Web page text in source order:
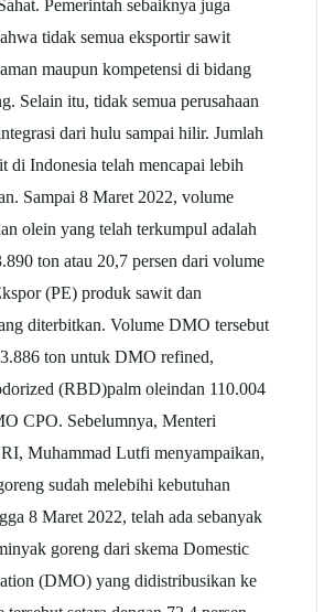
Pemerintah sebaiknya juga
tidak semua eksportir sawit
maupun kompetensi di bidang
Selain itu, tidak semua perusahaan
dari hulu sampai hilir. Jumlah
di Indonesia telah mencapai lebih
Sampai 8 Maret 2022, volume
olein yang telah terkumpul adalah
ton atau 20,7 persen dari volume
(PE) produk sawit dan
diterbitkan. Volume DMO tersebut
ton untuk DMO refined,
(RBD)palm oleindan 110.004
CPO. Sebelumnya, Menteri
Muhammad Lutfi menyampaikan,
sudah melebihi kebutuhan
8 Maret 2022, telah ada sebanyak
goreng dari skema Domestic
(DMO) yang didistribusikan ke